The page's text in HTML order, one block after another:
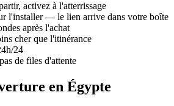
activez à l'atterrissage
l'installer — le lien arrive dans votre boîte
après l'achat
cher que l'itinérance
24
de files d'attente
en Égypte